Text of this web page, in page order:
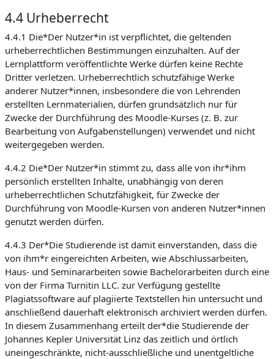
4.4 Urheberrecht
4.4.1 Die*Der Nutzer*in ist verpflichtet, die geltenden
urheberrechtlichen Bestimmungen einzuhalten. Auf der
Lernplattform veröffentlichte Werke dürfen keine Rechte
Dritter verletzen. Urheberrechtlich schutzfähige Werke
anderer Nutzer*innen, insbesondere die von Lehrenden
erstellten Lernmaterialien, dürfen grundsätzlich nur für
Zwecke der Durchführung des Moodle-Kurses (z. B. zur
Bearbeitung von Aufgabenstellungen) verwendet und nicht
weitergegeben werden.
4.4.2 Die*Der Nutzer*in stimmt zu, dass alle von ihr*ihm
persönlich erstellten Inhalte, unabhängig von deren
urheberrechtlichen Schutzfähigkeit, für Zwecke der
Durchführung von Moodle-Kursen von anderen Nutzer*innen
genutzt werden dürfen.
4.4.3 Der*Die Studierende ist damit einverstanden, dass die
von ihm*r eingereichten Arbeiten, wie Abschlussarbeiten,
Haus- und Seminararbeiten sowie Bachelorarbeiten durch eine
von der Firma Turnitin LLC. zur Verfügung gestellte
Plagiatssoftware auf plagiierte Textstellen hin untersucht und
anschließend dauerhaft elektronisch archiviert werden dürfen.
In diesem Zusammenhang erteilt der*die Studierende der
Johannes Kepler Universität Linz das zeitlich und örtlich
uneingeschränkte, nicht-ausschließliche und unentgeltliche